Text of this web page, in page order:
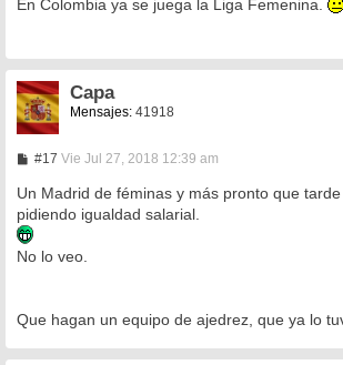
e
En Colombia ya se juega la Liga Femenina.
Capa
Mensajes:41918
#17M
n
a
e
Vie Jul 27, 2018 12:39 am
Un Madrid de féminas y más pronto que
pidiendo igualdad salarial.
No lo veo.
Que hagan un equipo de ajedrez, que ya lo